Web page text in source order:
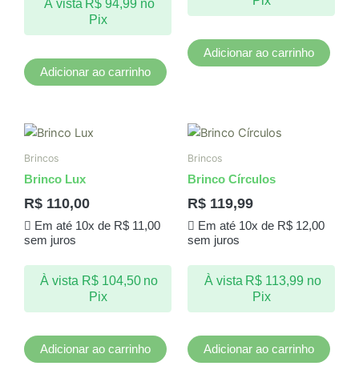
À vista R$ 94,99 no
Pix
Adicionar ao carrinho
Adicionar ao carrinho
Brincos
Brinco Lux
R$ 110,00
Em até 10x de R$11,00
sem juros
À vista R$104,50 no
Pix
Adicionar ao carrinho
Brincos
Brinco Círculos
R$ 119,99
Em até 10x de R$12,00
sem juros
À vista R$ 113,99 no
Pix
Adicionar ao carrinho